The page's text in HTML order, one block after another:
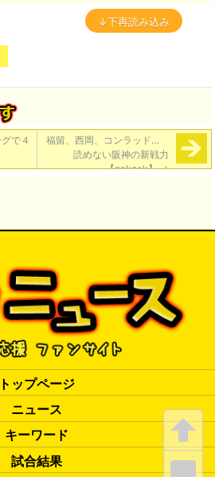
↓下再読み込み
で４
福留、西岡、コンラッド…
読めない阪神の新戦力
【zakzak】→
トップページ
ニュース
キーワード
試合結果